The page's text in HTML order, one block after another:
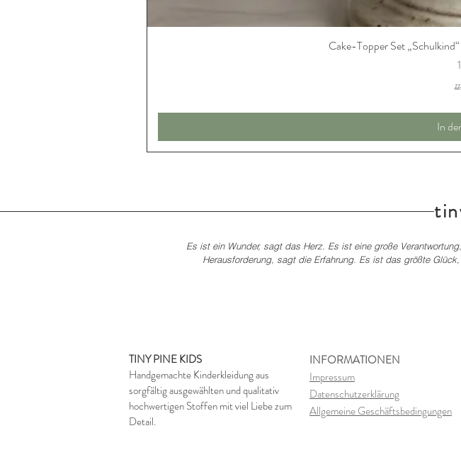
Cake-Topper Set
In
Es ist ein Wunder, sagt das Herz. Es ist eine große
Herausforderung, sagt die Erfahrung. Es ist das größte
TINY PINE KIDS
Handgemachte Kinderkleidung aus
sorgfältig ausgewählten und qualitativ
hochwertigen Stoffen mit viel Liebe zum
Detail.
INFORMATIONEN
Impressum
Datenschutzerklärung
Allgemeine Geschäftsbedingungen